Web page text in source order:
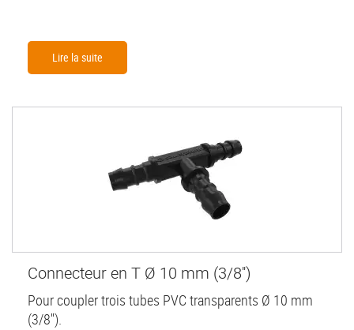
Lire la suite
Connecteur en T Ø 10 mm (3/8'')
Pour coupler trois tubes PVC transparents Ø 10 mm
(3/8'').